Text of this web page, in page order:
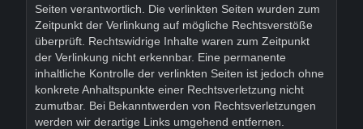
Seiten verantwortlich. Die verlinkten Seiten wurden zum
Zeitpunkt der Verlinkung auf mögliche Rechtsverstöße
überprüft. Rechtswidrige Inhalte waren zum Zeitpunkt
der Verlinkung nicht erkennbar. Eine permanente
inhaltliche Kontrolle der verlinkten Seiten ist jedoch ohne
konkrete Anhaltspunkte einer Rechtsverletzung nicht
zumutbar. Bei Bekanntwerden von Rechtsverletzungen
werden wir derartige Links umgehend entfernen.